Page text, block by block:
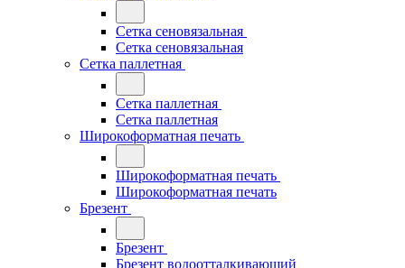
Сетка сеновязальная
Сетка сеновязальная
Сетка паллетная
Сетка паллетная
Сетка паллетная
Широкоформатная печать
Широкоформатная печать
Широкоформатная печать
Брезент
Брезент
Брезент водоотталкивающий